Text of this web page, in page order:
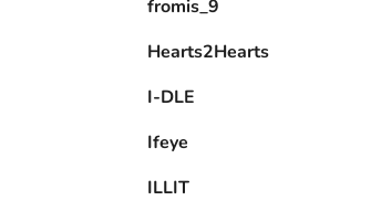
fromis_9
Hearts2Hearts
I-DLE
Ifeye
ILLIT